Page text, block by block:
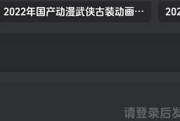
2022年国产动漫武侠古装动画《万古神话》高清无水印动漫海报
请登录后